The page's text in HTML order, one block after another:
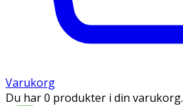
Varukorg
Du har 0 produkter i din varukorg.